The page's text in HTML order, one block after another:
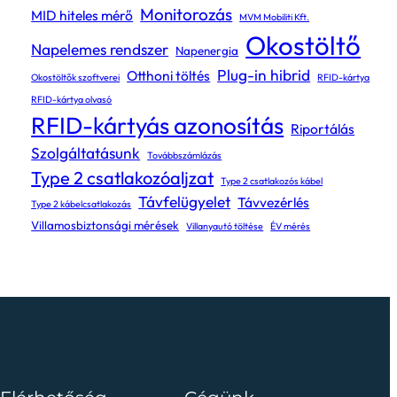
MID hiteles mérő Monitorozás MVM Mobiliti Kft.
Napelemes rendszer Napenergia Okostöltő
Okostöltők szoftverei Otthoni töltés Plug-in hibrid
RFID-kártya
RFID-kártya olvasó
RFID-kártyás azonosítás Riportálás
Szolgáltatásunk Továbbszámlázás
Type 2 csatlakozóaljzat Type 2 csatlakozós kábel
Type 2 kábelcsatlakozás Távfelügyelet Távvezérlés
Villamosbiztonsági mérések Villanyautó töltése ÉV mérés